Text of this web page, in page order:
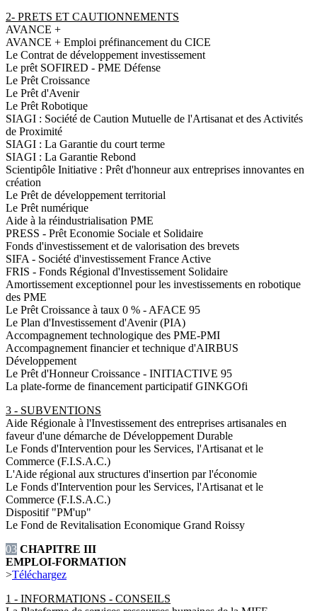
2- PRETS ET CAUTIONNEMENTS
AVANCE +
AVANCE + Emploi préfinancement du CICE
Le Contrat de développement investissement
Le prêt SOFIRED - PME Défense
Le Prêt Croissance
Le Prêt d'Avenir
Le Prêt Robotique
SIAGI : Société de Caution Mutuelle de l'Artisanat et des Activités
de Proximité
SIAGI : La Garantie du court terme
SIAGI : La Garantie Rebond
Scientipôle Initiative : Prêt d'honneur aux entreprises innovantes en
création
Le Prêt de développement territorial
Le Prêt numérique
Aide à la réindustrialisation PME
PRESS - Prêt Economie Sociale et Solidaire
Fonds d'investissement et de valorisation des brevets
SIFA - Société d'investissement France Active
FRIS - Fonds Régional d'Investissement Solidaire
Amortissement exceptionnel pour les investissements en robotique
des PME
Le Prêt Croissance à taux 0 % - AFACE 95
Le Plan d'Investissement d'Avenir (PIA)
Accompagnement technologique des PME-PMI
Accompagnement financier et technique d'AIRBUS
Développement
Le Prêt d'Honneur Croissance - INITIACTIVE 95
La plate-forme de financement participatif GINKGOfi
3 - SUBVENTIONS
Aide Régionale à l'Investissement des entreprises artisanales en
faveur d'une démarche de Développement Durable
Le Fonds d'Intervention pour les Services, l'Artisanat et le
Commerce (F.I.S.A.C.)
L'Aide régional aux structures d'insertion par l'économie
Le Fonds d'Intervention pour les Services, l'Artisanat et le
Commerce (F.I.S.A.C.)
Dispositif "PM'up"
Le Fond de Revitalisation Economique Grand Roissy
03 CHAPITRE III
EMPLOI-FORMATION
>Téléchargez
1 - INFORMATIONS - CONSEILS